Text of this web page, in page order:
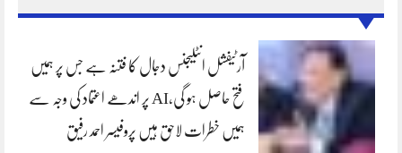
آرٹیفشل انٹلیجنس دجال کا فتنہ ہے جس پر ہمیں
فتح حاصل ہو گی،AI پر اندھے اعتماد کی وجہ سے
ہمیں خطرات لاحق ہیں پروفیسر احمد رفیق